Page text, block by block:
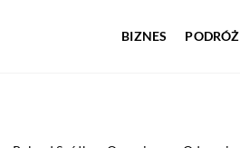
BIZNES